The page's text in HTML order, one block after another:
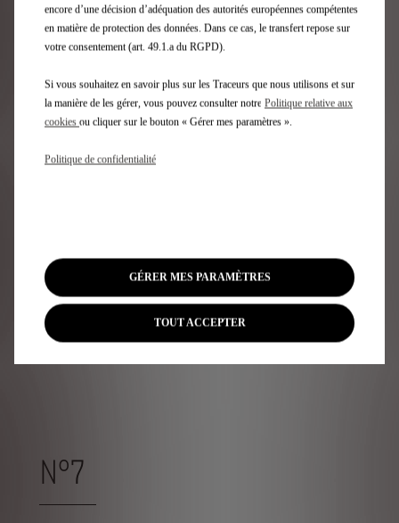
N°4 E-Tense
N°7
encore d’une décision d’adéquation des autorités européennes compétentes
en matière de protection des données. Dans ce cas, le transfert repose sur
votre consentement (art. 49.1.a du RGPD).
Si vous souhaitez en savoir plus sur les Traceurs que nous utilisons et sur
la manière de les gérer, vous pouvez consulter notre Politique relative aux
cookies ou cliquer sur le bouton « Gérer mes paramètres ».
Politique de confidentialité
GÉRER MES PARAMÈTRES
TOUT ACCEPTER